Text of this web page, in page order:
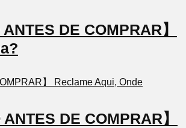
DE COMPRAR】
DE COMPRAR】